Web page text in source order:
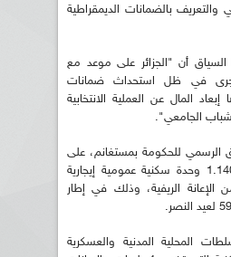
والتعريف بالضمانات الديمقراطية
أن "الجزائر على موعد مع
في ظل استحداث ضمانات
المال عن العملية الانتخابية
الجامعي".
الرسمي للحكومة بمستغانم، على
مراسم توزيع مفاتيح 1.140 وحدة سكنية عمومية إيجارية
من الإعانة الريفية، وذلك في إطار
المحلية المدنية والعسكرية